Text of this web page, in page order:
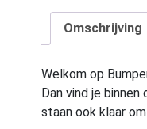
Omschrijving
Welkom op
Dan vind je
staan ook klaar